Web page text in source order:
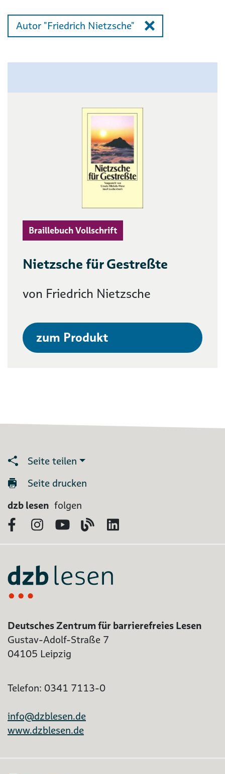
Autor "Friedrich Nietzsche"
Braillebuch Vollschrift
Nietzsche für Gestreßte
von Friedrich Nietzsche
zum Produkt
Seite teilen
Seite drucken
dzb lesen folgen
FacebookInstagram
YouTubeBlog
Deutsches Zentrum für barrierefreies Lesen
Gustav-Adolf-Straße 7
04105 Leipzig
Telefon: 0341 7113-0
info@dzblesen.de
www.dzblesen.de